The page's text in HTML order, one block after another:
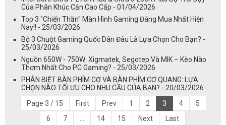
Của Phân Khúc Cận Cao Cấp - 01/04/2026
Top 3 "Chiến Thần" Màn Hình Gaming Đáng Mua Nhất Hiện
Nay!! - 25/03/2026
Bộ 3 Chuột Gaming Quốc Dân Đâu Là Lựa Chọn Cho Bạn? -
25/03/2026
Nguồn 650W - 750W: Xigmatek, Segotep Và MIK – Kèo Nào
Thơm Nhất Cho PC Gaming? - 25/03/2026
PHÂN BIỆT BÀN PHÍM CƠ VÀ BÀN PHÍM CƠ QUANG: LỰA
CHỌN NÀO TỐI ƯU CHO NHU CẦU CỦA BẠN? - 20/03/2026
Page 3 / 15
First Prev 1 2 3 4
5
6
7 14 15 Next Last